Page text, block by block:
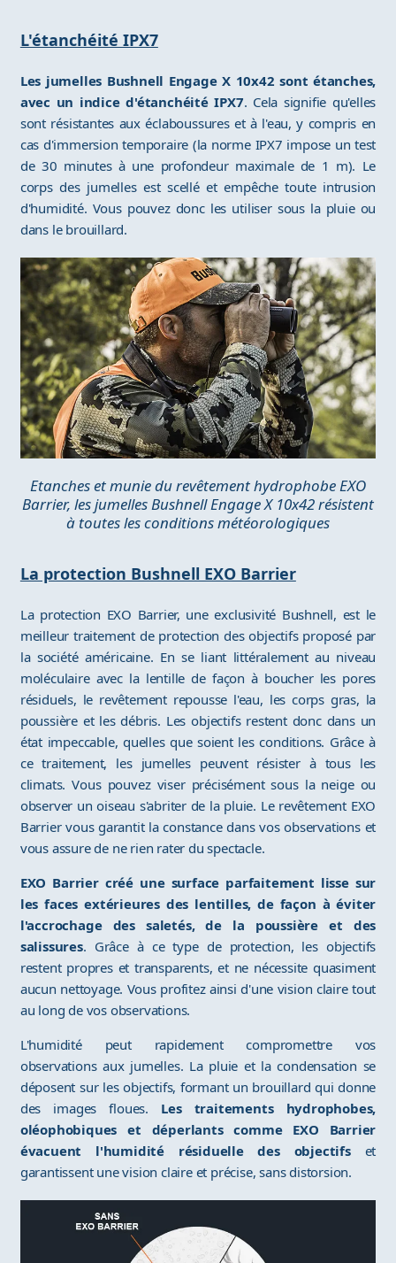
L'étanchéité IPX7
Les jumelles Bushnell Engage X 10x42 sont étanches,
avec un indice d'étanchéité IPX7. Cela signifie qu'elles
sont résistantes aux éclaboussures et à l'eau, y compris en
cas d'immersion temporaire (la norme IPX7 impose un test
de 30 minutes à une profondeur maximale de 1 m). Le
corps des jumelles est scellé et empêche toute intrusion
d'humidité. Vous pouvez donc les utiliser sous la pluie ou
dans le brouillard.
Etanches et munie du revêtement hydrophobe EXO
Barrier, les jumelles Bushnell Engage X 10x42 résistent
à toutes les conditions météorologiques
La protection Bushnell EXO Barrier
La protection EXO Barrier, une exclusivité Bushnell, est le
meilleur traitement de protection des objectifs proposé par
la société américaine. En se liant littéralement au niveau
moléculaire avec la lentille de façon à boucher les pores
résiduels, le revêtement repousse l'eau, les corps gras, la
poussière et les débris. Les objectifs restent donc dans un
état impeccable, quelles que soient les conditions. Grâce à
ce traitement, les jumelles peuvent résister à tous les
climats. Vous pouvez viser précisément sous la neige ou
observer un oiseau s'abriter de la pluie. Le revêtement EXO
Barrier vous garantit la constance dans vos observations et
vous assure de ne rien rater du spectacle.
EXO Barrier créé une surface parfaitement lisse sur
les faces extérieures des lentilles, de façon à éviter
l'accrochage des saletés, de la poussière et des
salissures. Grâce à ce type de protection, les objectifs
restent propres et transparents, et ne nécessite quasiment
aucun nettoyage. Vous profitez ainsi d'une vision claire tout
au long de vos observations.
L'humidité peut rapidement compromettre vos
observations aux jumelles. La pluie et la condensation se
déposent sur les objectifs, formant un brouillard qui donne
des images floues. Les traitements hydrophobes,
oléophobiques et déperlants comme EXO Barrier
évacuent l'humidité résiduelle des objectifs et
garantissent une vision claire et précise, sans distorsion.